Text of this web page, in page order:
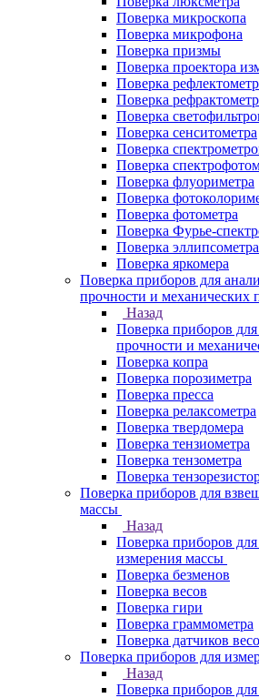
Поверка микроскопа
Поверка микрофона
Поверка призмы
Поверка проектора
Поверка
Поверка
Поверка
Поверка сенситометра
Поверка
Поверка
Поверка флуориметра
Поверка
Поверка фотометра
Поверка Фурье-
Поверка эллипсометра
Поверка яркомера
Поверка приборов для
прочности и механических
Назад
Поверка приборов для
прочности и
Поверка копра
Поверка порозиметра
Поверка пресса
Поверка релаксометра
Поверка твердомера
Поверка тензиометра
Поверка тензометра
Поверка
Поверка приборов для
массы
Назад
Поверка приборов
измерения массы
Поверка безменов
Поверка весов
Поверка гири
Поверка граммометра
Поверка датчиков
Поверка приборов для
Назад
Поверка приборов